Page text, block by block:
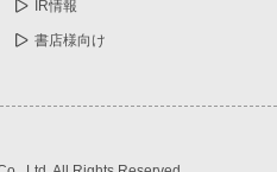
IR情報
書店様向け